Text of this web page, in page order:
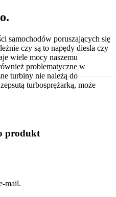
samochodów poruszających się
czy są to napędy diesla czy
wiele mocy naszemu
problematyczne w
turbiny nie należą do
turbosprężarką, może
produkt
mail.